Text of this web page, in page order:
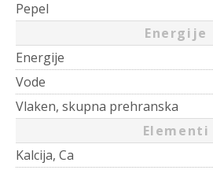
Pepel
Energije
Energije
Vode
Vlaken, skupna prehranska
Elementi
Kalcija, Ca